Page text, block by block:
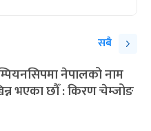
सबै
नेपालको नाम
भएका छौँ : किरण चेम्जोङ